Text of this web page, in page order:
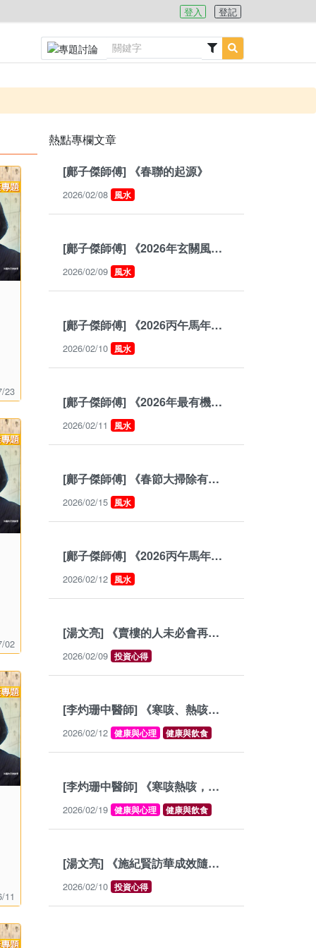
登入 登記
熱點專欄文章
23
02
11
[鄺子傑師傅] 《春聯的起源》
2026/02/08 風水
[鄺子傑師傅] 《2026年玄關風水要謹慎》
2026/02/09 風水
[鄺子傑師傅] 《2026丙午馬年哪些人能撞貴人與機會呢？》
2026/02/10 風水
[鄺子傑師傅] 《2026年最有機會順利步入婚姻殿堂的人？》
2026/02/11 風水
[鄺子傑師傅] 《春節大掃除有哪些風水禁忌呢？》
2026/02/15 風水
[鄺子傑師傅] 《2026丙午馬年的準財位》
2026/02/12 風水
[湯文亮] 《賣樓的人未必會再買樓》
2026/02/09 投資心得
[李灼珊中醫師] 《寒咳、熱咳、燥咳》
2026/02/12 健康與心理 健康與飲食
[李灼珊中醫師] 《寒咳熱咳，調整體質可減咳》
2026/02/19 健康與心理 健康與飲食
[湯文亮] 《施紀賢訪華成效隨時減半》
2026/02/10 投資心得